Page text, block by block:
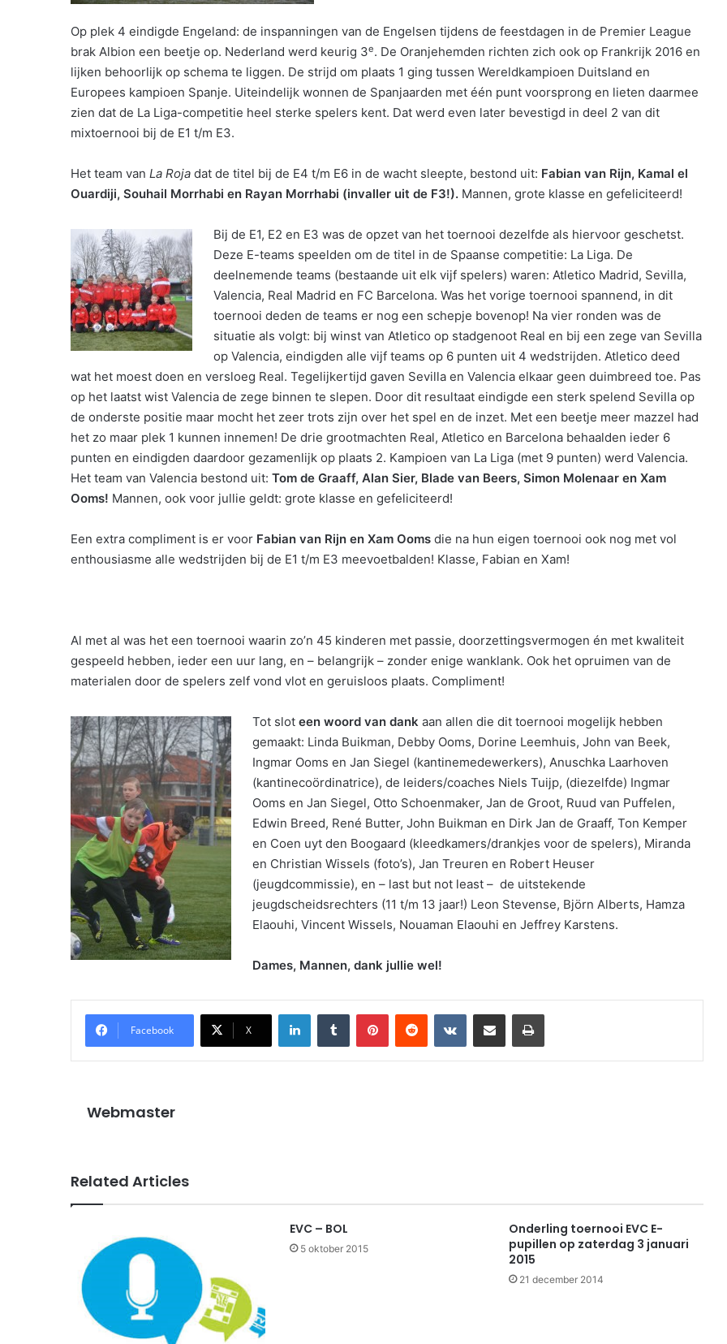
Op plek 4 eindigde Engeland: de inspanningen van de Engelsen tijdens de feestdagen in de Premier League
brak Albion een beetje op. Nederland werd keurig 3e. De Oranjehemden richten zich ook op Frankrijk 2016 en
lijken behoorlijk op schema te liggen. De strijd om plaats 1 ging tussen Wereldkampioen Duitsland en
Europees kampioen Spanje. Uiteindelijk wonnen de Spanjaarden met één punt voorsprong en lieten daarmee
zien dat de La Liga-competitie heel sterke spelers kent. Dat werd even later bevestigd in deel 2 van dit
mixtoernooi bij de E1 t/m E3.
Het team van La Roja dat de titel bij de E4 t/m E6 in de wacht sleepte, bestond uit: Fabian van Rijn, Kamal el
Ouardiji, Souhail Morrhabi en Rayan Morrhabi (invaller uit de F3!). Mannen, grote klasse en gefeliciteerd!
Bij de E1, E2 en E3 was de opzet van het toernooi dezelfde als hiervoor geschetst.
Deze E-teams speelden om de titel in de Spaanse competitie: La Liga. De
deelnemende teams (bestaande uit elk vijf spelers) waren: Atletico Madrid, Sevilla,
Valencia, Real Madrid en FC Barcelona. Was het vorige toernooi spannend, in dit
toernooi deden de teams er nog een schepje bovenop! Na vier ronden was de
situatie als volgt: bij winst van Atletico op stadgenoot Real en bij een zege van Sevilla
op Valencia, eindigden alle vijf teams op 6 punten uit 4 wedstrijden. Atletico deed
wat het moest doen en versloeg Real. Tegelijkertijd gaven Sevilla en Valencia elkaar geen duimbreed toe. Pas
op het laatst wist Valencia de zege binnen te slepen. Door dit resultaat eindigde een sterk spelend Sevilla op
de onderste positie maar mocht het zeer trots zijn over het spel en de inzet. Met een beetje meer mazzel had
het zo maar plek 1 kunnen innemen! De drie grootmachten Real, Atletico en Barcelona behaalden ieder 6
punten en eindigden daardoor gezamenlijk op plaats 2. Kampioen van La Liga (met 9 punten) werd Valencia.
Het team van Valencia bestond uit: Tom de Graaff, Alan Sier, Blade van Beers, Simon Molenaar en Xam
Ooms! Mannen, ook voor jullie geldt: grote klasse en gefeliciteerd!
Een extra compliment is er voor Fabian van Rijn en Xam Ooms die na hun eigen toernooi ook nog met vol
enthousiasme alle wedstrijden bij de E1 t/m E3 meevoetbalden! Klasse, Fabian en Xam!
Al met al was het een toernooi waarin zo’n 45 kinderen met passie, doorzettingsvermogen én met kwaliteit
gespeeld hebben, ieder een uur lang, en – belangrijk – zonder enige wanklank. Ook het opruimen van de
materialen door de spelers zelf vond vlot en geruisloos plaats. Compliment!
Tot sloteen woord van dank aan allen die dit toernooi mogelijk hebben
gemaakt: Linda Buikman, Debby Ooms, Dorine Leemhuis, John van Beek,
Ingmar Ooms en Jan Siegel (kantinemedewerkers), Anuschka Laarhoven
(kantinecoördinatrice), de leiders/coaches Niels Tuijp, (diezelfde) Ingmar
Ooms en Jan Siegel, Otto Schoenmaker, Jan de Groot, Ruud van Puffelen,
Edwin Breed, René Butter, John Buikman en Dirk Jan de Graaff, Ton Kemper
en Coen uyt den Boogaard (kleedkamers/drankjes voor de spelers), Miranda
en Christian Wissels (foto’s), Jan Treuren en Robert Heuser
(jeugdcommissie), en – last but not least – de uitstekende
jeugdscheidsrechters (11 t/m 13 jaar!) Leon Stevense, Björn Alberts, Hamza
Elaouhi, Vincent Wissels, Nouaman Elaouhi en Jeffrey Karstens.
Dames, Mannen, dank jullie wel!
Facebook X
LinkedInTumblr PinterestReddit VKontakteShare via Email Print
Webmaster
Related Articles
EVC – BOL
5 oktober 2015
Onderling toernooi EVC E-
pupillen op zaterdag 3 januari
2015
21 december 2014